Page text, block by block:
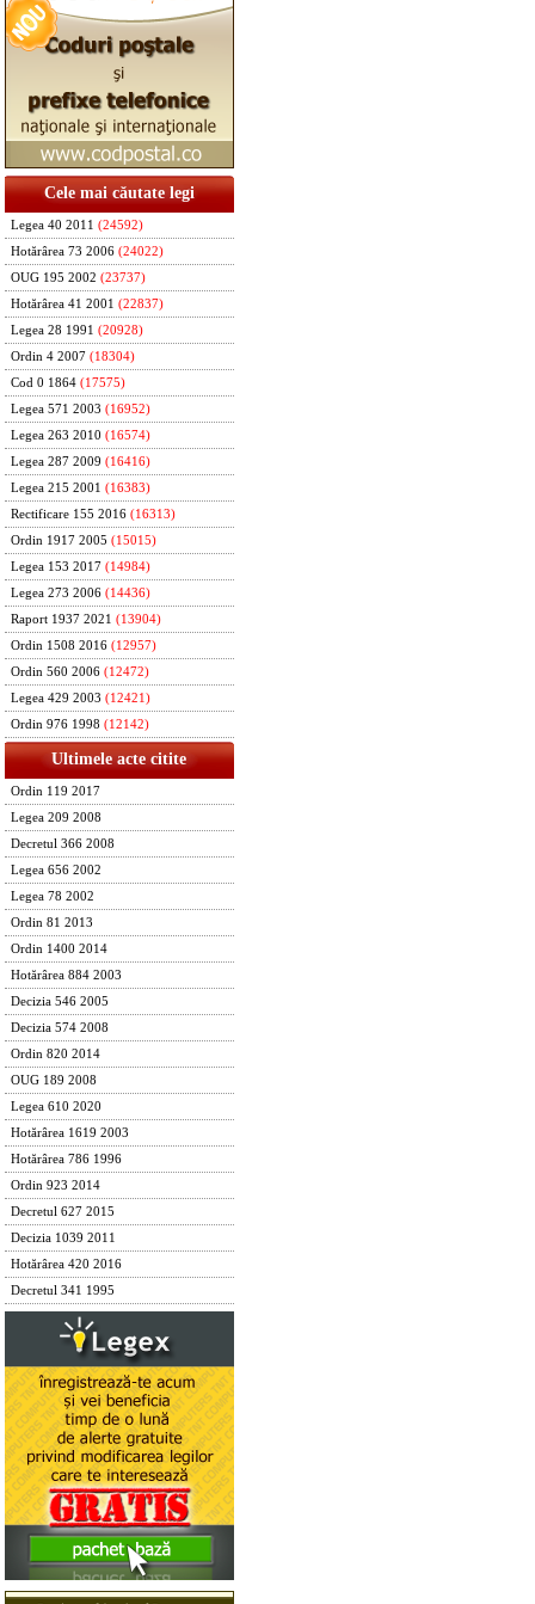
Cele mai căutate legi
Legea 40 2011 (24592)
Hotărârea 73 2006 (24022)
OUG 195 2002 (23737)
Hotărârea 41 2001 (22837)
Legea 28 1991 (20928)
Ordin 4 2007 (18304)
Cod 0 1864 (17575)
Legea 571 2003 (16952)
Legea 263 2010 (16574)
Legea 287 2009 (16416)
Legea 215 2001 (16383)
Rectificare 155 2016 (16313)
Ordin 1917 2005 (15015)
Legea 153 2017 (14984)
Legea 273 2006 (14436)
Raport 1937 2021 (13904)
Ordin 1508 2016 (12957)
Ordin 560 2006 (12472)
Legea 429 2003 (12421)
Ordin 976 1998 (12142)
Ultimele acte citite
Ordin 119 2017
Legea 209 2008
Decretul 366 2008
Legea 656 2002
Legea 78 2002
Ordin 81 2013
Ordin 1400 2014
Hotărârea 884 2003
Decizia 546 2005
Decizia 574 2008
Ordin 820 2014
OUG 189 2008
Legea 610 2020
Hotărârea 1619 2003
Hotărârea 786 1996
Ordin 923 2014
Decretul 627 2015
Decizia 1039 2011
Hotărârea 420 2016
Decretul 341 1995